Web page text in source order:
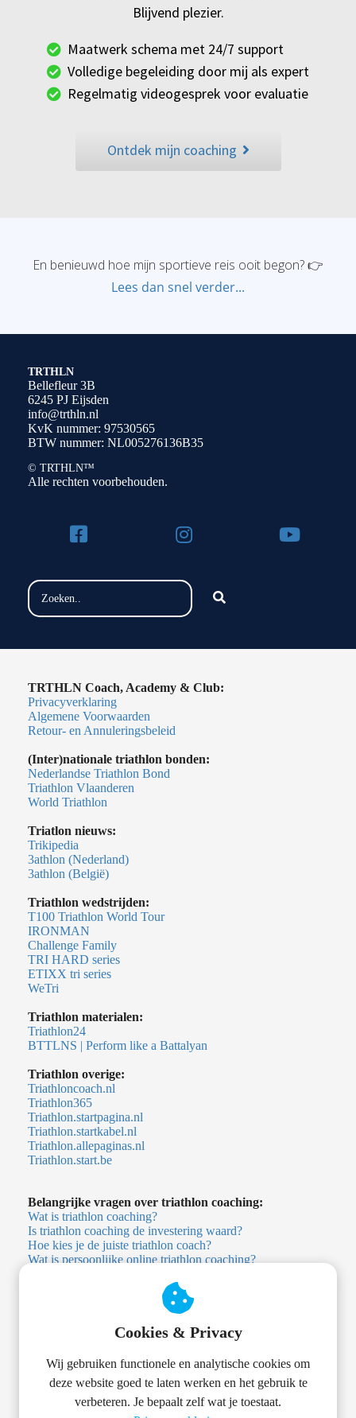
Blijvend plezier.
Maatwerk schema met 24/7 support
Volledige begeleiding door mij als expert
Regelmatig videogesprek voor evaluatie
Ontdek mijn coaching
En benieuwd hoe mijn sportieve reis ooit begon? 👉
Lees dan snel verder...
TRTHLN
Bellefleur 3B
6245 PJ Eijsden
info@trthln.nl
KvK nummer: 97530565
BTW nummer: NL005276136B35
© TRTHLN™
Alle rechten voorbehouden.
TRTHLN Coach, Academy & Club:
Privacyverklaring
Algemene Voorwaarden
Retour- en Annuleringsbeleid
(Inter)nationale triathlon bonden:
Nederlandse Triathlon Bond
Triathlon Vlaanderen
World Triathlon
Triatlon nieuws:
Trikipedia
3athlon (Nederland)
3athlon (België)
Triathlon wedstrijden:
T100 Triathlon World Tour
IRONMAN
Challenge Family
TRI HARD series
ETIXX tri series
WeTri
Triathlon materialen:
Triathlon24
BTTLNS | Perform like a Battalyan
Triathlon overige:
Triathloncoach.nl
Triathlon365
Triathlon.startpagina.nl
Triathlon.startkabel.nl
Triathlon.allepaginas.nl
Triathlon.start.be
Belangrijke vragen over triathlon coaching:
Wat is triathlon coaching?
Is triathlon coaching de investering waard?
Hoe kies je de juiste triathlon coach?
Wat is persoonlijke online triathlon coaching?
Heb ik een triathlon coach nodig?
Heb ik als beginner een triathlon coach nodig?
Wat kost een triathlon coach?
Is er een alternatief voor persoonlijke triathlon coaching?
Triathlon app versus menselijke coach: wat is het verschil?
Welke trainingsapp voor triathlon?
TRTHLN Academy
Cookies & Privacy
Wij gebruiken functionele en analytische cookies om
deze website goed te laten werken en het gebruik te
verbeteren. Je bepaalt zelf wat je toestaat.